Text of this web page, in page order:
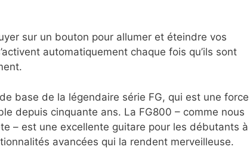
sur un bouton pour allumer et éteindre vos
automatiquement chaque fois qu’ils sont
base de la légendaire série FG, qui est une force
depuis cinquante ans. La FG800 – comme nous
– est une excellente guitare pour les débutants à
avancées qui la rendent merveilleuse.